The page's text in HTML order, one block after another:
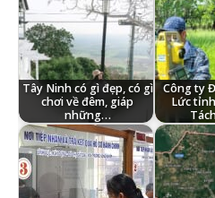
Tây Ninh có gì đẹp, có gì
chơi về đêm, giáp
những…
Công ty
Lức